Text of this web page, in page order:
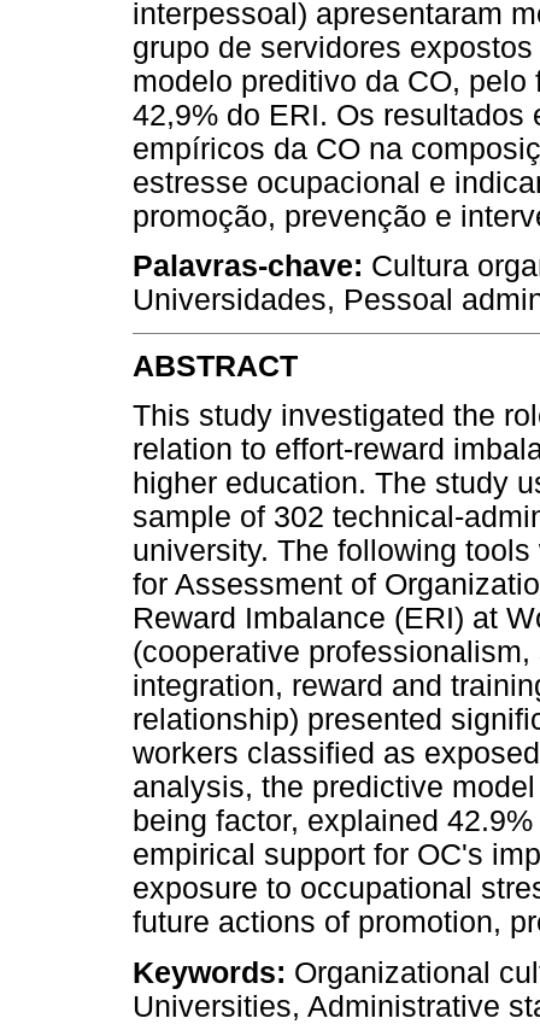
interpessoal) apresentaram
grupo de servidores
modelo preditivo da CO,
42,9% do ERI. Os
empíricos da CO na
estresse ocupacional e
promoção, prevenção e
Palavras-chave: Cultura
Universidades, Pessoal
ABSTRACT
This study investigated the
relation to effort-reward
higher education. The study
sample of 302 technical-
university. The following
for Assessment of
Reward Imbalance (ERI) at
(cooperative
integration, reward and
relationship) presented
workers classified as
analysis, the predictive
being factor, explained
empirical support for OC's
exposure to occupational
future actions of promotion,
Keywords: Organizational
Universities, Administrative